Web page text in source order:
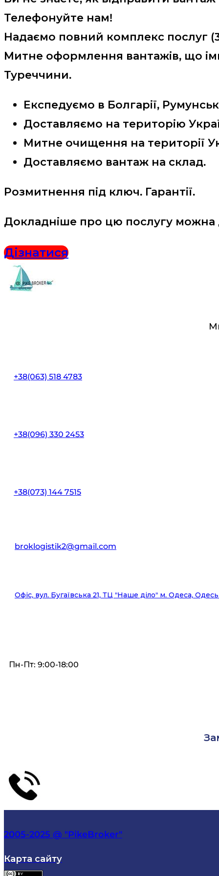
Телефонуйте нам!
Надаємо повний комплекс послуг (3
Митне оформлення вантажів, що
Туреччини.
Експедуємо в Болгарії,
Доставляємо на територію
Митне очищення на території
Доставляємо вантаж на склад.
Розмитнення під ключ. Гарантії.
Докладніше про цю послугу можна
Дізнатися
+38(063) 518 4783
+38(096) 330 2453
+38(073) 144 7515
broklogistik2@gmail.com
Офіс, вул. Бугаївська 21, ТЦ "Наше діло" м. Одеса,
Пн-Пт: 9:00-18:00
2005-2025 @ "PikeBroker"
Карта сайту